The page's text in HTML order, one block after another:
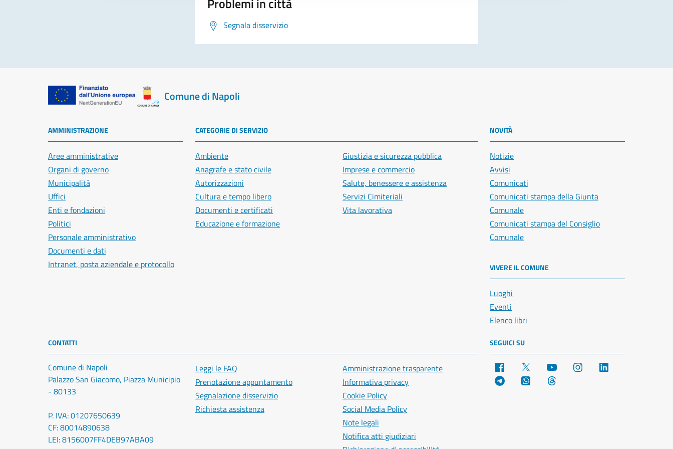
Segnala disservizio
Comune di Napoli
AMMINISTRAZIONE
Aree amministrative
Organi di governo
Municipalità
Uffici
Enti e fondazioni
Politici
Personale amministrativo
Documenti e dati
Intranet, posta aziendale e protocollo
CATEGORIE DI SERVIZIO
Ambiente
Anagrafe e stato civile
Autorizzazioni
Cultura e tempo libero
Documenti e certificati
Educazione e formazione
Giustizia e sicurezza pubblica
Imprese e commercio
Salute, benessere e assistenza
Servizi Cimiteriali
Vita lavorativa
NOVITÀ
Notizie
Avvisi
Comunicati
Comunicati stampa della Giunta
Comunale
Comunicati stampa del Consiglio
Comunale
VIVERE IL COMUNE
Luoghi
Eventi
Elenco libri
CONTATTI
Comune di Napoli
Palazzo San Giacomo, Piazza Municipio
- 80133
P. IVA: 01207650639
CF: 80014890638
LEI: 8156007FF4DEB97ABA09
Leggi le FAQ
Prenotazione appuntamento
Segnalazione disservizio
Richiesta assistenza
Amministrazione trasparente
Informativa privacy
Cookie Policy
Social Media Policy
Note legali
Notifica atti giudiziari
SEGUICI SU
Facebook YouTube Instagram
Telegram WhatsApp